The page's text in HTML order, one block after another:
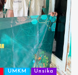
UMKM Unsika